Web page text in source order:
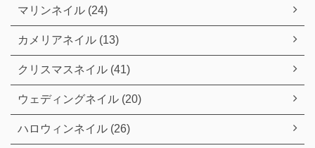
マリンネイル (24)
カメリアネイル (13)
クリスマスネイル (41)
ウェディングネイル (20)
ハロウィンネイル (26)